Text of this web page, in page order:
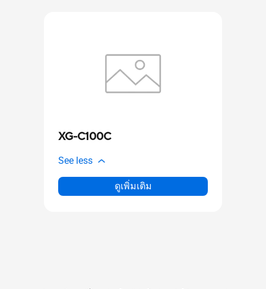
XG-C100C
See less
ดูเพิ่มเติม